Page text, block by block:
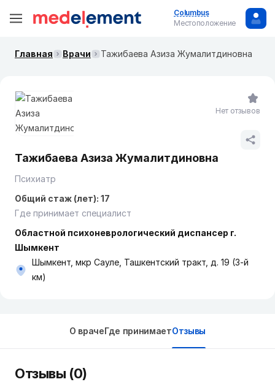
Columbus
Местоположение
Главная Врачи Тажибаева Азиза Жумалитдиновна
Тажибаева Азиза Жумалитдиновна
Психиатр
Общий стаж (лет): 17
Где принимает специалист
Областной психоневрологический диспансер г.
Шымкент
Шымкент, мкр Сауле, Ташкентский тракт, д. 19 (3-й
км)
Нет отзывов
О врачеГде принимаетОтзывы
Отзывы (0)